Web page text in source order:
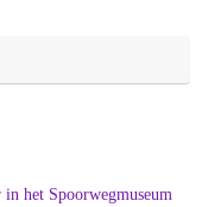
het Spoorwegmuseum